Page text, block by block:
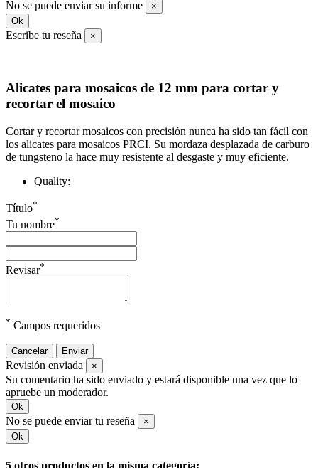
No se puede enviar su informe
×
Ok
Escribe tu reseña ×
Alicates para mosaicos de 12 mm para cortar y
recortar el mosaico
Cortar y recortar mosaicos con precisión nunca ha sido tan fácil con
los alicates para mosaicos PRCI. Su mordaza desplazada de carburo
de tungsteno la hace muy resistente al desgaste y muy eficiente.
Quality:
Título*
Tu nombre*
Revisar*
* Campos requeridos
Cancelar Enviar
Revisión enviada ×
Su comentario ha sido enviado y estará disponible una vez que lo
apruebe un moderador.
Ok
No se puede enviar tu reseña
×
Ok
5 otros productos en la misma categoría: